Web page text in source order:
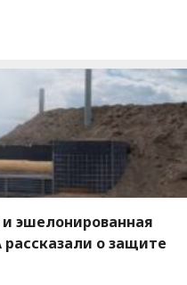
эшелонированная
о защите